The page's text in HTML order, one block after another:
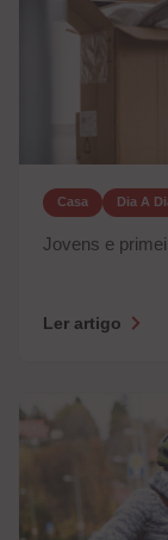
Casa Dia A
Jovens e
Ler artigo